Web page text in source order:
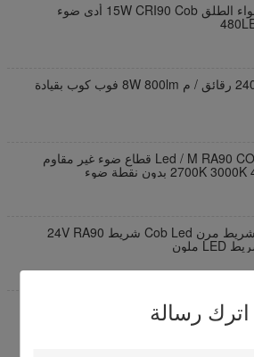
اترك رسالة
IP67 في الهواء الطلق 15W CRI90 Cob أدى ضوء
مرنة فليب 240 رقائق / م 8W 800lm فوب كوب بقيادة
480 Led / M RA90 COB LED قطاع ضوء غير مقاوم
18W RGB شريط مرن Cob Led شريط 24V RA90
في الهواء الطلق